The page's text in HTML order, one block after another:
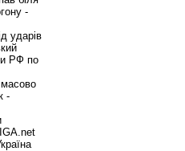
-
ударів
РФ по
масово
-